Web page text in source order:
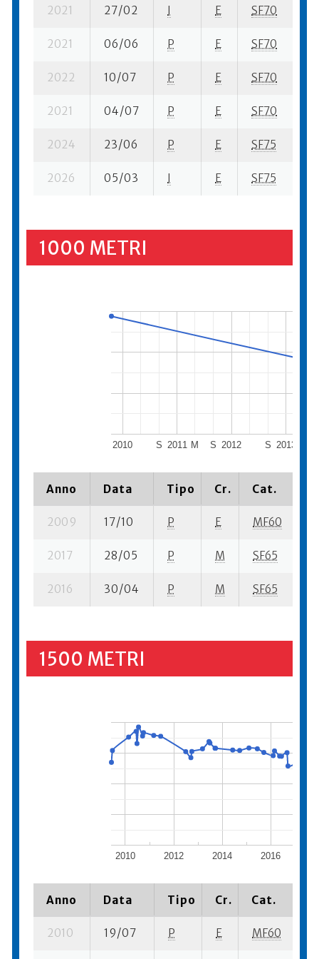
2021 27/02 I E SF70
2021 06/06 P E SF70
2022 10/07 P E SF70
2021 04/07 P E SF70
2024 23/06 P E SF75
2026 05/03 I E SF75
1000 METRI
2010 2011 2012 2013
S M S S
Anno Data Tipo Cr. Cat.
2009 17/10 P E MF60
2017 28/05 P M SF65
2016 30/04 P M SF65
1500 METRI
2010 2012 2014 2016
Anno Data Tipo Cr. Cat.
2010 19/07 P E MF60